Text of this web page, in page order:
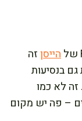
הייסןזה
בנסיעות
זה לא כמו
– פה יש מקום